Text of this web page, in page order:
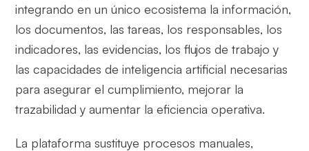
integrando en un único ecosistema la información,
los documentos, las tareas, los responsables, los
indicadores, las evidencias, los flujos de trabajo y
las capacidades de inteligencia artificial necesarias
para asegurar el cumplimiento, mejorar la
trazabilidad y aumentar la eficiencia operativa.
La plataforma sustituye procesos manuales,